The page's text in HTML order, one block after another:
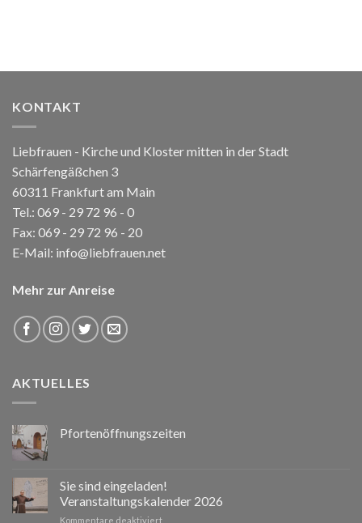
KONTAKT
Liebfrauen - Kirche und Kloster mitten in der Stadt
Schärfengäßchen 3
60311 Frankfurt am Main
Tel.: 069 - 29 72 96 - 0
Fax: 069 - 29 72 96 - 20
E-Mail: info@liebfrauen.net
Mehr zur Anreise
AKTUELLES
Pfortenöffnungszeiten
Sie sind eingeladen!
Veranstaltungskalender 2026
Kommentare deaktiviertfür